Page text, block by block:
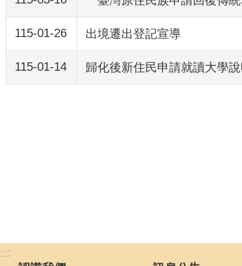
115-01-26 出境遷出登記宣導
115-01-14 歸化後新住民申請就讀大學說
:::